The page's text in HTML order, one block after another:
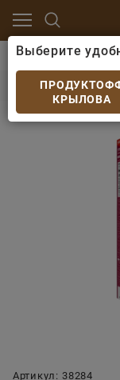
Крупы и
Крупа
Артикул: 38284
Выберите
КРЫЛОВА